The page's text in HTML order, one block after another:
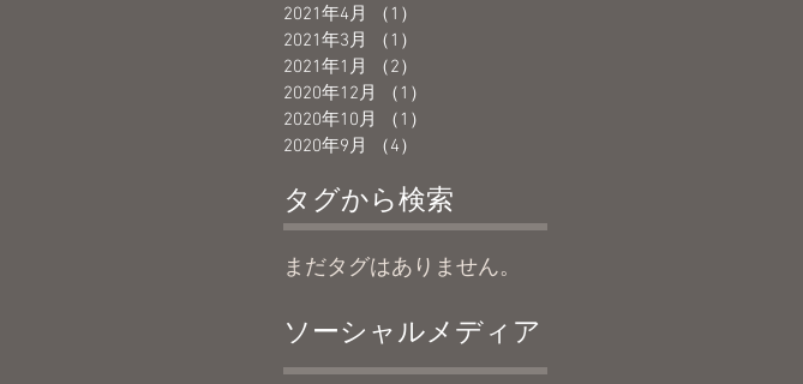
2021年4月
（1）
2021年3月
（1）
2021年1月
（2）
2020年12月
（1）
2020年10月
（1）
2020年9月
（4）
タグから検索
まだタグはありません。
ソーシャルメディア